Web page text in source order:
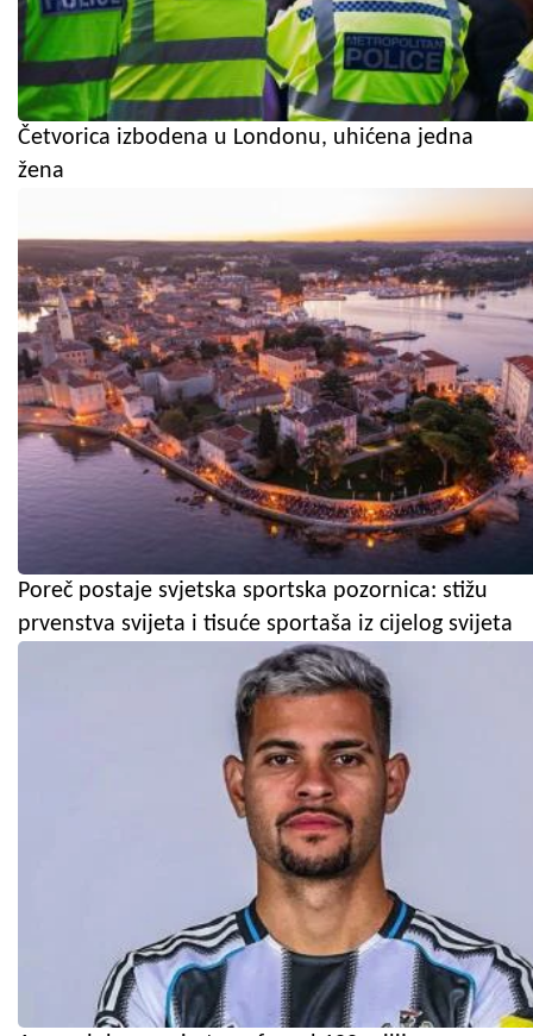
Četvorica izbodena u Londonu, uhićena jedna
žena
Poreč postaje svjetska sportska pozornica: stižu
prvenstva svijeta i tisuće sportaša iz cijelog svijeta